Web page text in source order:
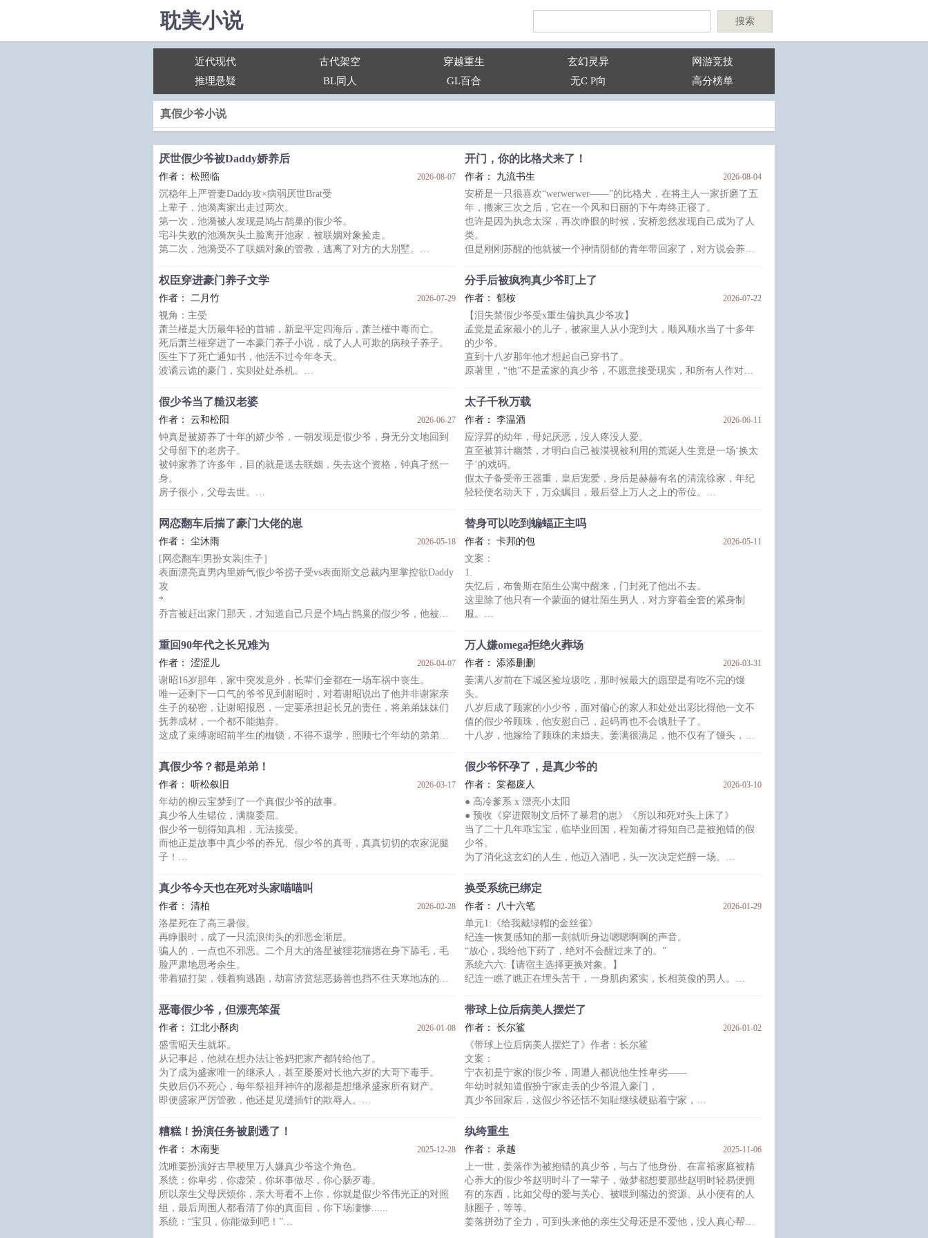
耽美小说 搜索
近代现代 古代架空 穿越重生 玄幻灵异
网游竞技
推理悬疑
BL同人 GL百合 无C P向 高分榜单
真假少爷小说
厌世假少爷被Daddy娇养后
作者： 松照临 2026-08-07
沉稳年上严管妻Daddy攻×病弱厌世Brat受
上辈子，池漪离家出走过两次。
第一次，池漪被人发现是鸠占鹊巢的假少爷。
宅斗失败的池漪灰头土脸离开池家，被联姻对象捡走。
第二次，池漪受不了联姻对象的管教，逃离了对方的大别墅。
池漪的联姻对象，薄引鹤——池家的商业合作伙伴，沉稳冷静，深不
可测，英俊多金。
从任何角度来看，他都是个完美的结婚对象。
唯一的问题就是，池漪从小到大都叫他“薄叔叔”。
池漪刚满18岁，还没来得及享受自由的成年生活，就被婚约嫁给了薄
叔叔。
抵达薄家的那天，池漪站
开门，你的比格犬来了！
作者： 九流书生 2026-08-04
安桥是一只很喜欢“werwerwer——”的比格犬，在将主人一家折磨了五
年，搬家三次之后，它在一个风和日丽的下午寿终正寝了。
也许是因为执念太深，再次睁眼的时候，安桥忽然发现自己成为了人
类。
但是刚刚苏醒的他就被一个神情阴郁的青年带回家了，对方说会养他
安桥的眼神瞬间亮了起来——
养他好啊！这很好！
他最喜欢会养他的人类。
但是这个青年让他签订了一份不平等条约，让他三年不准出去工作，
不准接触别人，不准超出监控范围之外。
安桥飞快签下条约，生怕对方会反悔。
身为比格犬，他会死死缠住这
权臣穿进豪门养子文学
作者： 二月竹 2026-07-29
视角：主受
萧兰槯是大历最年轻的首辅，新皇平定四海后，萧兰槯中毒而亡。
死后萧兰槯穿进了一本豪门养子小说，成了人人可欺的病秧子养子。
医生下了死亡通知书，他活不过今年冬天。
波谲云诡的豪门，实则处处杀机。
二少爷，阳光无邪四少爷。
通通想要置他于死地。
因为他不是文名中的“养子”，他是真少爷，二少爷才是真主角“养子”。
而另一位主角，也是学校里为了激发假少爷嫉妒心而假装靠近萧兰槯
的唯一“好友”。
……
后来，萧兰槯又遇到了一个
分手后被疯狗真少爷盯上了
作者： 郁桉 2026-07-22
【泪失禁假少爷受x重生偏执真少爷攻】
孟觉是孟家最小的儿子，被家里人从小宠到大，顺风顺水当了十多年
的少爷。
直到十八岁那年他才想起自己穿书了。
原著里，“他”不是孟家的真少爷，不愿意接受现实，和所有人作对，
而那个被原主，也就是现在的他，偷了十几年人生的真少爷叫陆知
叙。
孟觉：名字有点耳熟。
这时，铃声响起，手机屏幕一亮，陆知叙三个字明晃晃地倒映在眼眸
里。
啊，想起来了。
陆知叙是他新交的男朋友。
所以……现在提出分手还来得及吗？
陆知叙，学神级
假少爷当了糙汉老婆
作者： 云和松阳 2026-06-27
钟真是被娇养了十年的娇少爷，一朝发现是假少爷，身无分文地回到
父母留下的老房子。
被钟家养了许多年，目的就是送去联姻，失去这个资格，钟真孑然一
身。
房子很小，父母去世。
思来想去，决定先学会烧自己的晚饭！
另外，隔壁的那个肌肉猛男看起来真的很凶，今天要学会翻墙，以后
争取不和他碰面！
-
谭晟曾被隔壁的夫妻资助过学费，后来钟家夫妇意外过世，谭晟本想
接过隔壁留下的小孩自己照顾。
但是隔壁小孩挥金如土，嫌弃他的厂子又吵又脏，跑走学了一身坏毛
病，回来后还大言
太子千秋万载
作者： 李温酒 2026-06-11
应浮昇的幼年，母妃厌恶，没人疼没人爱。
直至被算计幽禁，才明白自己被漠视被利用的荒诞人生竟是一场‘换太
子’的戏码。
假太子备受帝王器重，皇后宠爱，身后是赫赫有名的清流徐家，年纪
轻轻便名动天下，万众瞩目，最后登上万人之上的帝位。
害，身陷囹圄，最后被假太子与宁家利用构陷，一杯毒酒赐死在新帝
上位之际……
再次睁眼，他硬生生从鬼门关前挣扎回来，发现自己重生了。
重活一次，他不会再重蹈覆辙。
母妃不去争不去抢，那他就更‘淡泊名利’。旁人夺权他种
网恋翻车后揣了豪门大佬的崽
作者： 尘沐雨 2026-05-18
[网恋翻车|男扮女装|生子］
表面漂亮直男内里娇气假少爷捞子受vs表面斯文总裁内里掌控欲Daddy
攻
*
乔言被赶出家门那天，才知道自己只是个鸠占鹊巢的假少爷，他被迫
走投无路之际，乔言咬牙注册了小号，带着报复心理，男扮女装在网
上捞到了真少爷的情人——顶级金主贺晏舟！
乔言对着镜头软声撒娇：“Daddy，这个月看中的车车……”
消息刚发，转账提示音便清脆响起。
“视频吗？好呀～”他熟练地戴上假发，滤镜开到最大，在镜头前完成
贺晏舟的所有要求
替身可以吃到蝙蝠正主吗
作者： 卡邦的包 2026-05-11
文案：
1.
失忆后，布鲁斯在陌生公寓中醒来，门封死了他出不去。
这里除了他只有一个蒙面的健壮陌生男人，对方穿着全套的紧身制
服。
男人对布鲁斯说到。
“那你又是谁？”
“——我是你的半身，世界上另一个你。”
“不可能。”
布鲁斯下意识反驳道：
“除非你是哥谭或者蝙蝠侠。”
等等，这个蒙面的男人不就穿得像一只黑漆漆的大蝙蝠一样嘛？！
刚醒的那段时间，布鲁斯以为那个蒙面男人是蝙蝠侠。
时候布鲁斯
重回90年代之长兄难为
作者： 涩涩儿 2026-04-07
谢昭16岁那年，家中突发意外，长辈们全都在一场车祸中丧生。
唯一还剩下一口气的爷爷见到谢昭时，对着谢昭说出了他并非谢家亲
生子的秘密，让谢昭报恩，一定要承担起长兄的责任，将弟弟妹妹们
抚养成材，一个都不能抛弃。
这成了束缚谢昭前半生的枷锁，不得不退学，照顾七个年幼的弟弟妹
过程辛苦而艰难。
谢昭并不后悔，只是有些遗憾——他是知恩图报的谢家养子，也是个
不错的长兄，却是在三十几岁时，才终于做回了自己。
然后，有一天，他重生回来了。
重生到了车祸发生后，爷爷躺在病床上，逼他发誓一定要照顾好七个
弟弟妹
万人嫌omega拒绝火葬场
作者： 添添删删 2026-03-31
姜满八岁前在下城区捡垃圾吃，那时候最大的愿望是有吃不完的馒
头。
八岁后成了顾家的小少爷，面对偏心的家人和处处出彩比得他一文不
值的假少爷顾珠，他安慰自己，起码再也不会饿肚子了。
十八岁，他嫁给了顾珠的未婚夫。姜满很满足，他不仅有了馒头，还
二十岁，姜满被自己的丈夫以不贞的罪名送进omega的地狱——联邦创
立的训诫所。
二十二岁，顾家接他出来。
这一年的姜满自认为已经是个大人了，他已经学会了自己做馒头，而
且很会忍受饥饿，或者说痛苦。
所以当他的丈夫不愿意离婚，说要用一辈子来弥补时，姜
真假少爷？都是弟弟！
作者： 听松叙旧 2026-03-17
年幼的柳云宝梦到了一个真假少爷的故事。
真少爷人生错位，满腹委屈。
假少爷一朝得知真相，无法接受。
而他正是故事中真少爷的养兄、假少爷的真哥，真真切切的农家泥腿
子！
*
十多年后，柳云连中六元，高中榜首！
同一日，侯府上门，言及当年事，却没了梦里的疏离高傲。
那假少爷也不复故事中的惶恐不安，好奇地看着坐在高头大马上的柳
云。
唯有真少爷依然满腹委屈，扯着柳云的衣角问：“哥，你不要我了
吗？”
*
假少爷：我哥一见面就送了我一套《三
假少爷怀孕了，是真少爷的
作者： 棠都废人 2026-03-10
● 高冷爹系 x 漂亮小太阳
● 预收《穿进限制文后怀了暴君的崽》《所以和死对头上床了》
当了二十几年乖宝宝，临毕业回国，程知蘅才得知自己是被抱错的假
少爷。
为了消化这玄幻的人生，他迈入酒吧，头一次决定烂醉一场。
床。
梦醒之后，天打雷劈。
他他他……他一夜情的对象竟然是那个被抱错的真少爷？？
程知蘅很慌：“哈哈，好巧，怎么是你。”
祈琰面无表情：“确实很巧。”
敛眉看着崩溃凌乱的程知蘅，他顿了顿，加了句：“别担心，我会负
责。”
真少爷今天也在死对头家喵喵叫
作者： 清柏 2026-02-28
洛星死在了高三暑假。
再睁眼时，成了一只流浪街头的邪恶金渐层。
骗人的，一点也不邪恶。二个月大的洛星被狸花猫摁在身下舔毛，毛
脸严肃地思考余生。
带着猫打架，领着狗逃跑，劫富济贫惩恶扬善也挡不住天寒地冻的。
死是不可能死的，他才不要放弃。他要去坑死对头，让他替猫狗们养
老送终！
洛星的死对头顾未州，是个十足的讨厌鬼。
仗着一张好看的脸，成天和洛星作怪生气，心眼小的比芝麻大不了多
少。
可恶的臭人类，当人的时候舍不得揍你，当猫不得挠花你的脸
换受系统已绑定
作者： 八十六笔 2026-01-29
单元1:《给我戴绿帽的金丝雀》
纪连一恢复感知的那一刻就听身边嗯嗯啊啊的声音。
“放心，我给他下药了，绝对不会醒过来了的。”
系统六六:【请宿主选择更换对象。】
纪连一瞧了瞧正在埋头苦干，一身肌肉紧实，长相英俊的男人。
你弄我的金丝雀，我就弄你。
单元2:《beta假少爷 x 封建大爹受》
你，闵从谦爹不疼，娘不爱，alpha哥哥霸道对你管东管西，omega弟
弟高傲对你嗤之以鼻，你的omega男朋友对你更多的也是利用，你不能
再继续这样下去！一定要给他们点颜色看看！
六六:【
恶毒假少爷，但漂亮笨蛋
作者： 江北小酥肉 2026-01-08
盛雪昭天生就坏。
从记事起，他就在想办法让爸妈把家产都转给他了。
为了成为盛家唯一的继承人，甚至屡屡对长他六岁的大哥下毒手。
失败后仍不死心，每年祭祖拜神许的愿都是想继承盛家所有财产。
即便盛家严厉管教，他还是见缝插针的欺辱人。
们。
后来，他被爆出不是盛家孩子，被他欺负过的人才是真少爷。
素来对他疼爱有加的父母也翻脸要赶他出家门。
盛雪昭哪里受得了这种落差？
于是他转头就给大哥下药，爬上了大哥的床，威胁大哥和他结婚。
真少爷回
带球上位后病美人摆烂了
作者： 长尔鲨 2026-01-02
《带球上位后病美人摆烂了》作者：长尔鲨
文案：
宁衣初是宁家的假少爷，周遭人都说他生性卑劣——
年幼时就知道假扮宁家走丢的少爷混入豪门，
真少爷回家后，这假少爷还恬不知耻继续硬贴着宁家，
最后身为一个男人怀孕了，居然还大肆宣传、带球上位。
这样一个没脸没皮的人，最终早死于难产，怎么不算大快人心呢？
宁衣初知道身边人都厌恶他，包括出于责任心跟他结了婚的贺适瑕。
但他不在乎，他只想抓住往上爬的一切机会。
然而生死之际，宁衣初才知道，自己不
糟糕！扮演任务被剧透了！
作者： 木南斐 2025-12-28
沈雎要扮演好古早梗里万人嫌真少爷这个角色。
系统：你卑劣，你虚荣，你坏事做尽，你心肠歹毒。
所以亲生父母厌烦你，亲大哥看不上你，你就是假少爷伟光正的对照
组，最后周围人都看清了你的真面目，你下场凄惨......
系统：“宝贝，你能做到吧！”
纨绔重生
作者： 承越 2025-11-06
上一世，姜落作为被抱错的真少爷，与占了他身份、在富裕家庭被精
心养大的假少爷赵明时斗了一辈子，做梦都想要那些赵明时轻易便拥
有的东西，比如父母的爱与关心、被喂到嘴边的资源、从小便有的人
脉圈子，等等。
姜落拼劲了全力，可到头来他的亲生父母还是不爱他，没人真心帮